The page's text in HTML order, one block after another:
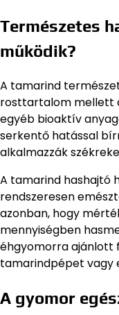
Természetes
működik?
A tamarind
rosttartalom mellett
egyéb bioaktív
serkentő hatással
alkalmazzák
A tamarind hashajtó
rendszeresen
azonban, hogy
mennyiségben
éhgyomorra ajánlott
tamarindpépet vagy
A gyomor